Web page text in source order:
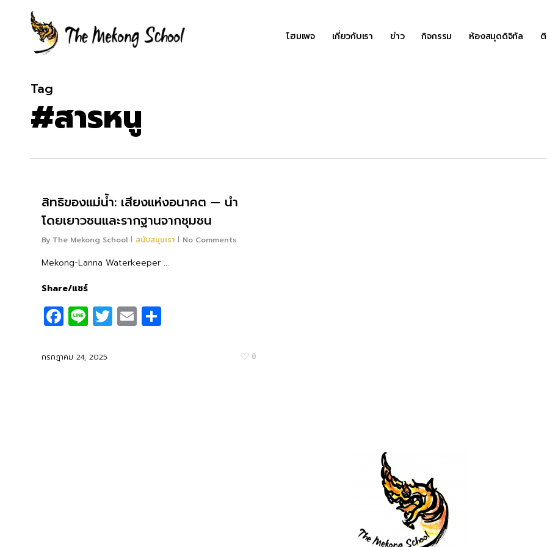
โฮมเพจ เกี่ยวกับเรา ข่าว กิจกรรม ห้องสมุดดิจิทัล
Tag
#สารหนู
สิทธิของแม่น้ำ: เสียงแห่งอนาคต — นำ
โดยเยาวชนและรากฐานจากชุมชน
By The Mekong School สนับสนุนเรา No Comments
Mekong-Lanna Waterkeeper ...
Share/แชร์
Facebook
LineTwitter
Email
กรกฎาคม 24, 2025 0